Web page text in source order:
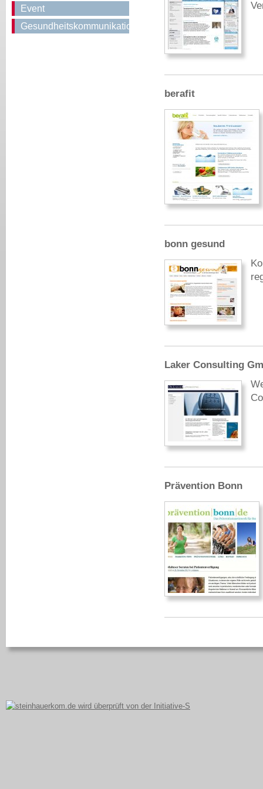
Event
Gesundheitskommunikation
berafit
bonn gesund
Laker Consulting
Prävention Bonn